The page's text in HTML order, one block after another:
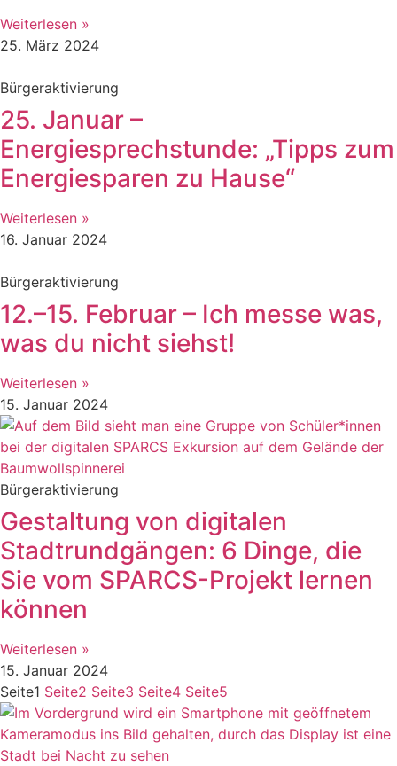
Weiterlesen »
25. März 2024
Bürgeraktivierung
25. Januar –
Energiesprechstunde: „Tipps zum
Energiesparen zu Hause“
Weiterlesen »
16. Januar 2024
Bürgeraktivierung
12.–15. Februar – Ich messe was,
was du nicht siehst!
Weiterlesen »
15. Januar 2024
Bürgeraktivierung
Gestaltung von digitalen
Stadtrundgängen: 6 Dinge, die
Sie vom SPARCS-Projekt lernen
können
Weiterlesen »
15. Januar 2024
Seite1 Seite2 Seite3 Seite4 Seite5